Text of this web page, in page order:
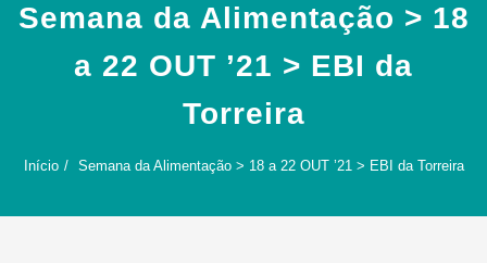
Semana da Alimentação > 18
a 22 OUT ’21 > EBI da
Torreira
Início Semana da Alimentação > 18 a 22 OUT ’21 > EBI da Torreira